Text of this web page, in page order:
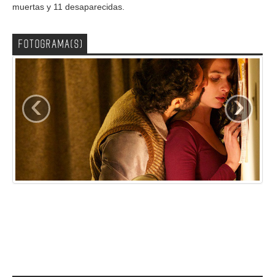
muertas y 11 desaparecidas.
FOTOGRAMA(S)
‹ ›